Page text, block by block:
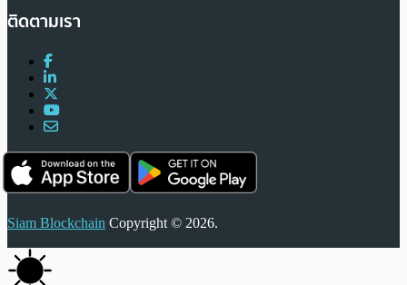
ติดตามเรา
Siam Blockchain Copyright © 2026.